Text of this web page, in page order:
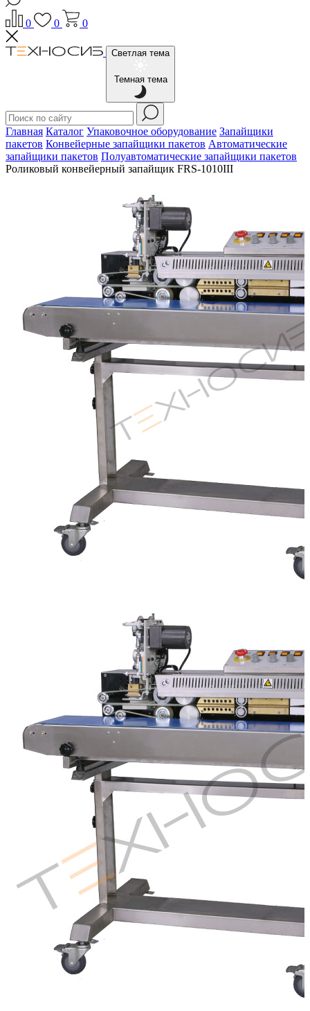
0 0 0
Светлая тема
Темная тема
Главная Каталог Упаковочное оборудование Запайщики
пакетов Конвейерные запайщики пакетов Автоматические
запайщики пакетов Полуавтоматические запайщики пакетов
Роликовый конвейерный запайщик FRS-1010III